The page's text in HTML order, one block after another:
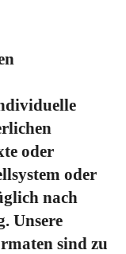
oder
oder
nach
Unsere
sind zu